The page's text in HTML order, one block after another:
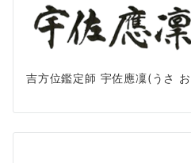
吉方位鑑定師 宇佐應凜(うさ